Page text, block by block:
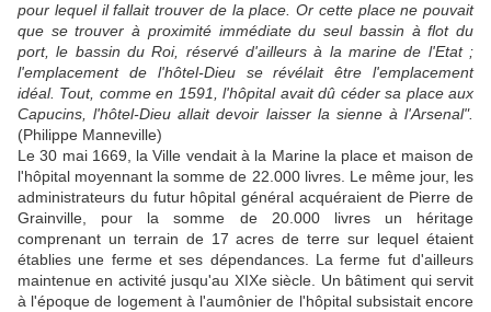
pour lequel il fallait trouver de la place. Or cette place ne pouvait
que se trouver à proximité immédiate du seul bassin à flot du
port, le bassin du Roi, réservé d'ailleurs à la marine de l'Etat ;
l'emplacement de l'hôtel-Dieu se révélait être l'emplacement
idéal. Tout, comme en 1591, l'hôpital avait dû céder sa place aux
Capucins, l'hôtel-Dieu allait devoir laisser la sienne à l'Arsenal".
(Philippe Manneville)
Le 30 mai 1669, la Ville vendait à la Marine la place et maison de
l'hôpital moyennant la somme de 22.000 livres. Le même jour, les
administrateurs du futur hôpital général acquéraient de Pierre de
Grainville, pour la somme de 20.000 livres un héritage
comprenant un terrain de 17 acres de terre sur lequel étaient
établies une ferme et ses dépendances. La ferme fut d'ailleurs
maintenue en activité jusqu'au XIXe siècle. Un bâtiment qui servit
à l'époque de logement à l'aumônier de l'hôpital subsistait encore